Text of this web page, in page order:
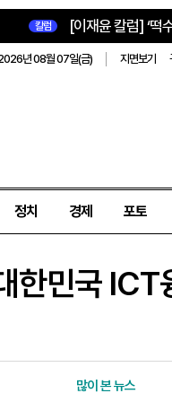
칼럼 [이재윤 칼럼] ‘떡
년 08월 07일(금) 지면보기
정치 경제 포토
한민국 ICT
많이 본 뉴스